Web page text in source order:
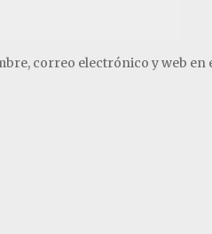
correo electrónico y web en